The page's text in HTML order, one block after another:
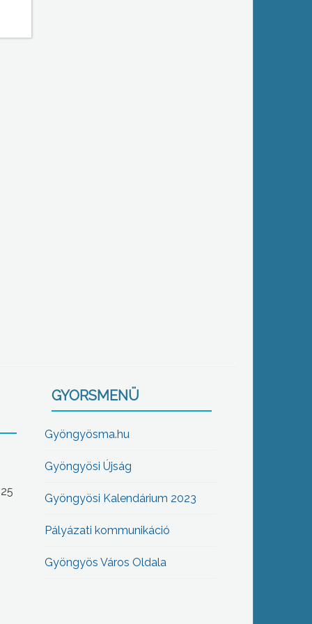
GYORSMENÜ
Gyöngyösma.hu
Gyöngyösi Újság
Gyöngyösi Kalendárium 2023
Pályázati kommunikáció
Gyöngyös Város Oldala